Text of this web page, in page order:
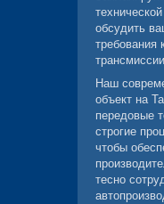
обсудить
требования
Наш
объект на
передовые
строгие
чтобы
тесно